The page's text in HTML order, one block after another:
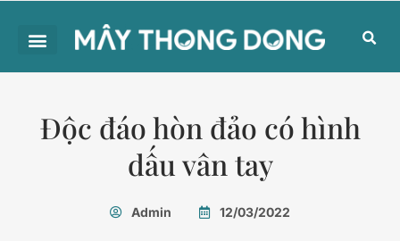
Độc đáo hòn đảo có hình
dấu vân tay
Admin 12/03/2022